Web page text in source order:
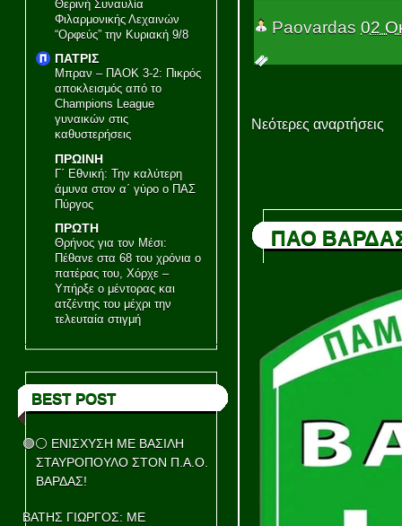
Θερινή Συναυλία
Φιλαρμονικής Λεχαινών
“Ορφεύς” την Κυριακή 9/8
ΠΑΤΡΙΣ
Μπραν – ΠΑΟΚ 3-2: Πικρός
αποκλεισμός από το
Champions League
γυναικών στις
καθυστερήσεις
ΠΡΩΙΝΗ
Γ΄ Εθνική: Την καλύτερη
άμυνα στον α΄ γύρο ο ΠΑΣ
Πύργος
ΠΡΩΤΗ
Θρήνος για τον Μέσι:
Πέθανε στα 68 του χρόνια ο
πατέρας του, Χόρχε –
Υπήρξε ο μέντορας και
ατζέντης του μέχρι την
τελευταία στιγμή
BEST POST
🟢⚪ ΕΝΙΣΧΥΣΗ ΜΕ ΒΑΣΙΛΗ
ΣΤΑΥΡΟΠΟΥΛΟ ΣΤΟΝ Π.Α.Ο.
ΒΑΡΔΑΣ!
ΒΑΤΗΣ ΓΙΩΡΓΟΣ: ΜΕ
Paovardas 02
Νεότερες αναρτήσεις
ΠΑΟ